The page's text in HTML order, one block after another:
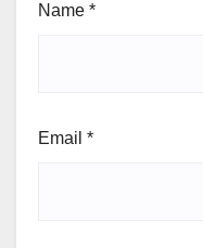
Name *
Email *